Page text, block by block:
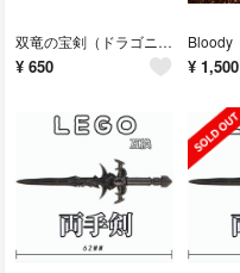
双竜の宝剣（ドラゴニックレガリア）LEGO互換 レゴ武器 モンハン 三國志 聖剣
¥ 650 ¥ 1,500